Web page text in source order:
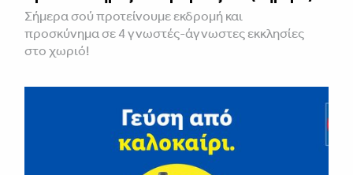
Σήμερα σού προτείνουμε εκδρομή και
προσκύνημα σε 4 γνωστές-άγνωστες εκκλησίες
στο χωριό!